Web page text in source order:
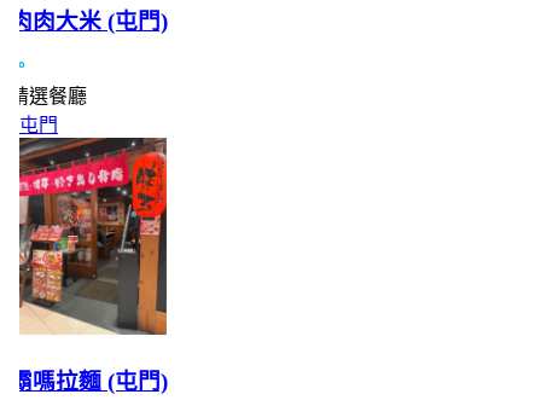
肉大米 (屯門)
選餐廳
屯門
嗎拉麵 (屯門)